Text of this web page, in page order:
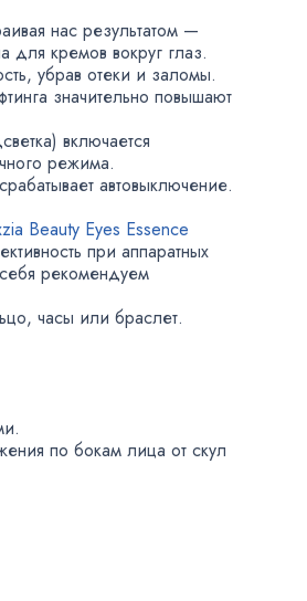
нас результатом —
для кремов вокруг глаз.
, убрав отеки и заломы.
значительно повышают
включается
режима.
автовыключение.
Beauty Eyes Essence
при аппаратных
рекомендуем
, часы или браслет.
по бокам лица от скул